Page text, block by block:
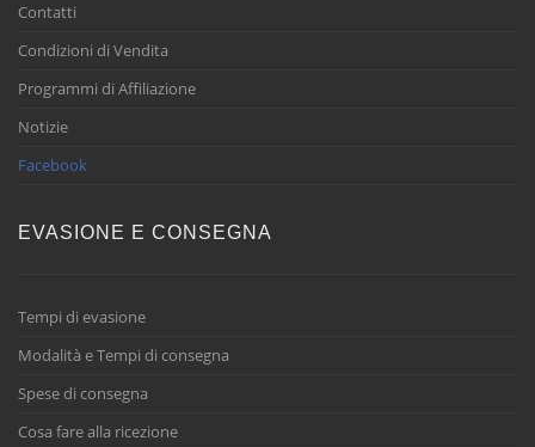
Contatti
Condizioni di Vendita
Programmi di Affiliazione
Notizie
Facebook
EVASIONE E CONSEGNA
Tempi di evasione
Modalità e Tempi di consegna
Spese di consegna
Cosa fare alla ricezione